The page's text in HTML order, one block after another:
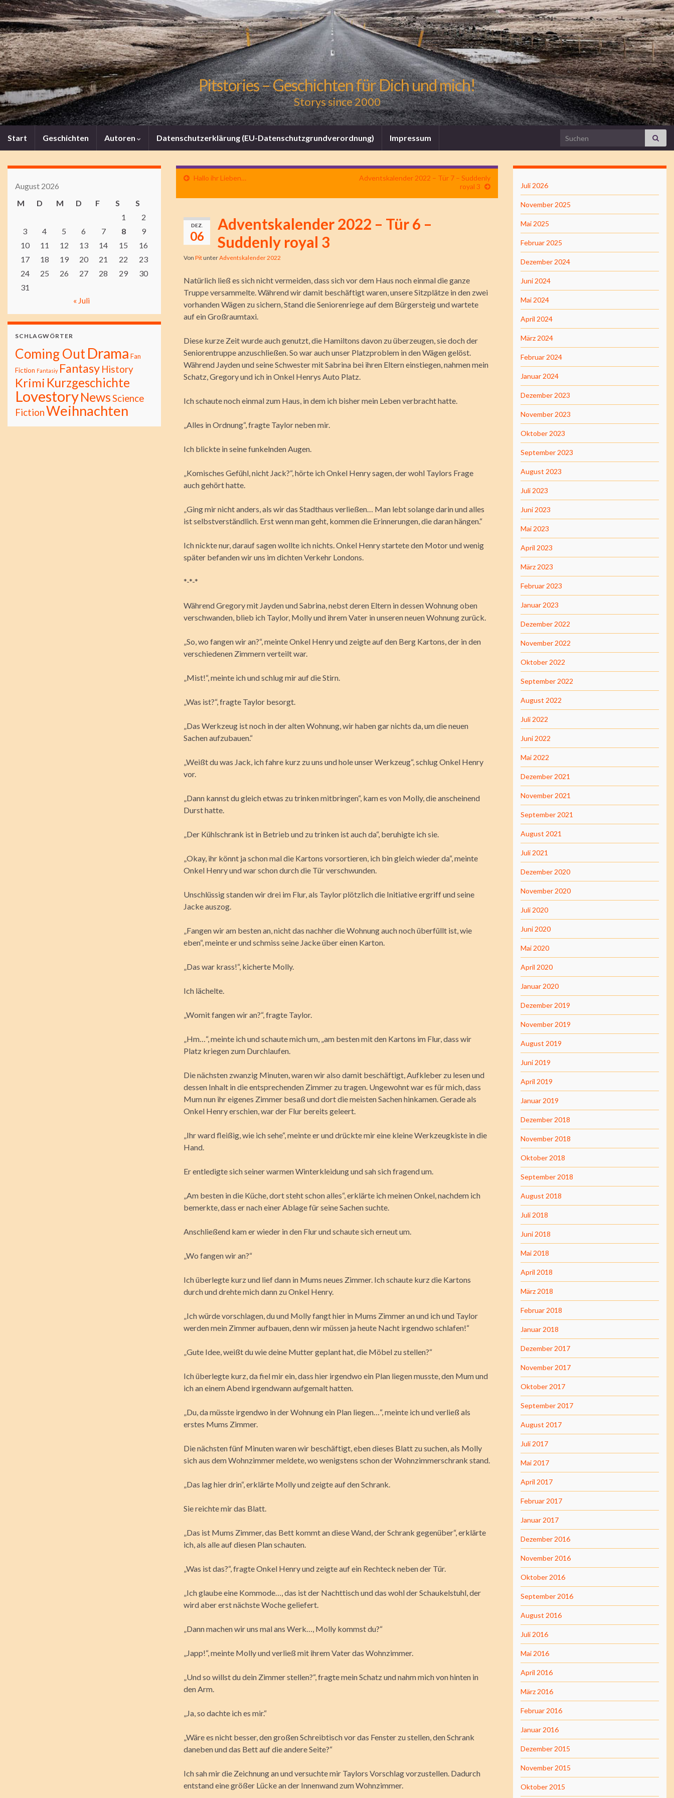
Pitstories – Geschichten für Dich und mich!
Storys since 2000
Start Geschichten Autoren Datenschutzerklärung (EU-Datenschutzgrundverordnung) Impressum Search for:
Hallo ihr Lieben…
Adventskalender 2022 – Tür 7 – Suddenly
royal 3
DEZ.
06
Adventskalender 2022 – Tür 6 –
Suddenly royal 3
Von PitunterAdventskalender 2022
Natürlich ließ es sich nicht vermeiden, dass sich vor dem Haus noch einmal die ganze
Truppe versammelte. Während wir damit beschäftigt waren, unsere Sitzplätze in den zwei
vorhanden Wägen zu sichern, Stand die Seniorenriege auf dem Bürgersteig und wartete
auf ein Großraumtaxi.
Diese kurze Zeit wurde auch genutzt, die Hamiltons davon zu überzeugen, sie doch der
Seniorentruppe anzuschließen. So war auch unser Platzproblem in den Wägen gelöst.
Während Jayden und seine Schwester mit Sabrina bei ihren Eltern einstiegen, nahmen mein
Schatz, Gregory und ich in Onkel Henrys Auto Platz.
Ich schaute noch einmal zum Haus, in dem ich bisher mein Leben verbracht hatte.
„Alles in Ordnung“, fragte Taylor neben mir.
Ich blickte in seine funkelnden Augen.
„Komisches Gefühl, nicht Jack?“, hörte ich Onkel Henry sagen, der wohl Taylors Frage
auch gehört hatte.
„Ging mir nicht anders, als wir das Stadthaus verließen… Man lebt solange darin und alles
ist selbstverständlich. Erst wenn man geht, kommen die Erinnerungen, die daran hängen.“
Ich nickte nur, darauf sagen wollte ich nichts. Onkel Henry startete den Motor und wenig
später befanden wir uns im dichten Verkehr Londons.
*-*-*
Während Gregory mit Jayden und Sabrina, nebst deren Eltern in dessen Wohnung oben
verschwanden, blieb ich Taylor, Molly und ihrem Vater in unseren neuen Wohnung zurück.
„So, wo fangen wir an?“, meinte Onkel Henry und zeigte auf den Berg Kartons, der in den
verschiedenen Zimmern verteilt war.
„Mist!“, meinte ich und schlug mir auf die Stirn.
„Was ist?“, fragte Taylor besorgt.
„Das Werkzeug ist noch in der alten Wohnung, wir haben gar nichts da, um die neuen
Sachen aufzubauen.“
„Weißt du was Jack, ich fahre kurz zu uns und hole unser Werkzeug“, schlug Onkel Henry
vor.
„Dann kannst du gleich etwas zu trinken mitbringen“, kam es von Molly, die anscheinend
Durst hatte.
„Der Kühlschrank ist in Betrieb und zu trinken ist auch da“, beruhigte ich sie.
„Okay, ihr könnt ja schon mal die Kartons vorsortieren, ich bin gleich wieder da“, meinte
Onkel Henry und war schon durch die Tür verschwunden.
Unschlüssig standen wir drei im Flur, als Taylor plötzlich die Initiative ergriff und seine
Jacke auszog.
„Fangen wir am besten an, nicht das nachher die Wohnung auch noch überfüllt ist, wie
eben“, meinte er und schmiss seine Jacke über einen Karton.
„Das war krass!“, kicherte Molly.
Ich lächelte.
„Womit fangen wir an?“, fragte Taylor.
„Hm…“, meinte ich und schaute mich um, „am besten mit den Kartons im Flur, dass wir
Platz kriegen zum Durchlaufen.
Die nächsten zwanzig Minuten, waren wir also damit beschäftigt, Aufkleber zu lesen und
dessen Inhalt in die entsprechenden Zimmer zu tragen. Ungewohnt war es für mich, dass
Mum nun ihr eigenes Zimmer besaß und dort die meisten Sachen hinkamen. Gerade als
Onkel Henry erschien, war der Flur bereits geleert.
„Ihr ward fleißig, wie ich sehe“, meinte er und drückte mir eine kleine Werkzeugkiste in die
Hand.
Er entledigte sich seiner warmen Winterkleidung und sah sich fragend um.
„Am besten in die Küche, dort steht schon alles“, erklärte ich meinen Onkel, nachdem ich
bemerkte, dass er nach einer Ablage für seine Sachen suchte.
Anschließend kam er wieder in den Flur und schaute sich erneut um.
„Wo fangen wir an?“
Ich überlegte kurz und lief dann in Mums neues Zimmer. Ich schaute kurz die Kartons
durch und drehte mich dann zu Onkel Henry.
„Ich würde vorschlagen, du und Molly fangt hier in Mums Zimmer an und ich und Taylor
werden mein Zimmer aufbauen, denn wir müssen ja heute Nacht irgendwo schlafen!“
„Gute Idee, weißt du wie deine Mutter geplant hat, die Möbel zu stellen?“
Ich überlegte kurz, da fiel mir ein, dass hier irgendwo ein Plan liegen musste, den Mum und
ich an einem Abend irgendwann aufgemalt hatten.
„Du, da müsste irgendwo in der Wohnung ein Plan liegen…“, meinte ich und verließ als
erstes Mums Zimmer.
Die nächsten fünf Minuten waren wir beschäftigt, eben dieses Blatt zu suchen, als Molly
sich aus dem Wohnzimmer meldete, wo wenigstens schon der Wohnzimmerschrank stand.
„Das lag hier drin“, erklärte Molly und zeigte auf den Schrank.
Sie reichte mir das Blatt.
„Das ist Mums Zimmer, das Bett kommt an diese Wand, der Schrank gegenüber“, erklärte
ich, als alle auf diesen Plan schauten.
„Was ist das?“, fragte Onkel Henry und zeigte auf ein Rechteck neben der Tür.
„Ich glaube eine Kommode…, das ist der Nachttisch und das wohl der Schaukelstuhl, der
wird aber erst nächste Woche geliefert.
„Dann machen wir uns mal ans Werk…, Molly kommst du?“
„Japp!“, meinte Molly und verließ mit ihrem Vater das Wohnzimmer.
„Und so willst du dein Zimmer stellen?“, fragte mein Schatz und nahm mich von hinten in
den Arm.
„Ja, so dachte ich es mir.“
„Wäre es nicht besser, den großen Schreibtisch vor das Fenster zu stellen, den Schrank
daneben und das Bett auf die andere Seite?“
Ich sah mir die Zeichnung an und versuchte mir Taylors Vorschlag vorzustellen. Dadurch
entstand eine größer Lücke an der Innenwand zum Wohnzimmer.
August 2026
M
D M D F S
S
1
2
3
4 5 6 7 8
9
10
11 12 13 14 15
16
17
18 19 20 21 22
23
24
25 26 27 28 29
30
31
« Juli
SCHLAGWÖRTER
Coming OutDrama Fan
Fiction Fantasiy Fantasy History
Krimi Kurzgeschichte
LovestoryNewsScience
FictionWeihnachten
Juli 2026
November 2025
Mai 2025
Februar 2025
Dezember 2024
Juni 2024
Mai 2024
April 2024
März 2024
Februar 2024
Januar 2024
Dezember 2023
November 2023
Oktober 2023
September 2023
August 2023
Juli 2023
Juni 2023
Mai 2023
April 2023
März 2023
Februar 2023
Januar 2023
Dezember 2022
November 2022
Oktober 2022
September 2022
August 2022
Juli 2022
Juni 2022
Mai 2022
Dezember 2021
November 2021
September 2021
August 2021
Juli 2021
Dezember 2020
November 2020
Juli 2020
Juni 2020
Mai 2020
April 2020
Januar 2020
Dezember 2019
November 2019
August 2019
Juni 2019
April 2019
Januar 2019
Dezember 2018
November 2018
Oktober 2018
September 2018
August 2018
Juli 2018
Juni 2018
Mai 2018
April 2018
März 2018
Februar 2018
Januar 2018
Dezember 2017
November 2017
Oktober 2017
September 2017
August 2017
Juli 2017
Mai 2017
April 2017
Februar 2017
Januar 2017
Dezember 2016
November 2016
Oktober 2016
September 2016
August 2016
Juli 2016
Mai 2016
April 2016
März 2016
Februar 2016
Januar 2016
Dezember 2015
November 2015
Oktober 2015